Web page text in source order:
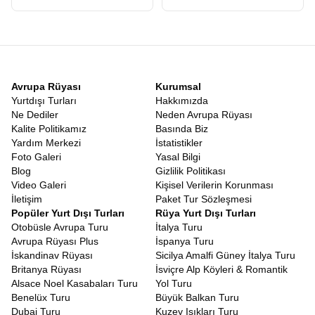
sonucun belirsizliği gezginleri yorar. Ancak bu rotanın en büyük
edin.
Vizesiz Güney Kore Japonya Tatili , bürokratik engellere
takılmadan, sadece keşfetme heyecanına odaklanabileceğiniz
nadir rotalardan biridir. Bu kolaylık, özellikle balayı çiftleri, arkadaş
grupları ve ailesiyle rahat bir tatil geçirmek isteyenler için büyük
bir nimettir.
Japonya Güney Kore Gezi Rehberi
Turlarımızda görev alan profesyonel rehberlerimiz, bölgeye
hakim, yerel kültürü çok iyi bilen ve size sadece yerleri gösteren
değil, o yerlerin hikayesini anlatan uzmanlardır. Bu anlamda
turumuz, canlı bir
Japonya Güney Kore Gezi Rehberi
niteliğindedir. Hangi sokakta en iyi Ramen yenir? Seul’de nereden
en uygun hediyelik eşya alınır? Japon metrosu nasıl kullanılır?
Tüm bu soruların cevabını rehberlerimizden anında alabilirsiniz.
Rehberlerimiz, size sadece turistik yerleri değil, yerel halkın
yaşam tarzını, geleneklerini ve inançlarını da aktarır. Bir Şinto
tapınağında nasıl dua edileceğinden, Kore’de büyüklerin yanında
nasıl yemek yenileceğine kadar kültürel kodları öğrenirsiniz.
Avrupa Rüyası
Yurtdışı Turları
Ne Dediler
Kalite Politikamız
Yardım Merkezi
Foto Galeri
Blog
Video Galeri
İletişim
Kurumsal
Hakkımızda
Neden Avrupa Rüyası
Basında Biz
İstatistikler
Yasal Bilgi
Gizlilik Politikası
Kişisel Verilerin Korunması
Paket Tur Sözleşmesi
Popüler Yurt Dışı Turları
Otobüsle Avrupa Turu
Avrupa Rüyası Plus
İskandinav Rüyası
Britanya Rüyası
Alsace Noel Kasabaları Turu
Benelüx Turu
Dubai Turu
Rüya Yurt Dışı Turları
İtalya Turu
İspanya Turu
Sicilya Amalfi Güney İtalya Turu
İsviçre Alp Köyleri & Romantik
Yol Turu
Büyük Balkan Turu
Kuzey Işıkları Turu